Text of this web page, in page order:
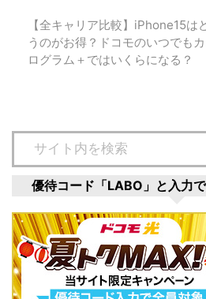
【全キャリア比較】iPhone15は
うのがお得？ドコモのいつでも
ログラム＋ではいくらになる？
優待コード「LABO」と入力